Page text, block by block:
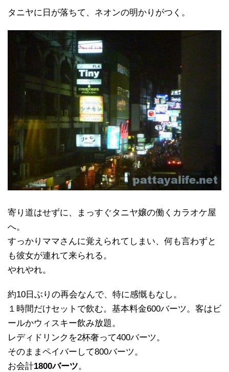
タニヤに日が落ちて、ネオンの明かりがつく。
寄り道はせずに、まっすぐタニヤ嬢の働くカラオケ屋
へ。
すっかりママさんに覚えられてしまい、何も言わずと
も彼女が連れて来られる。
やれやれ。
約10日ぶりの再会なんで、特に感慨もなし。
１時間だけセットで飲む。基本料金600バーツ。客はビ
ールかウィスキー飲み放題。
レディドリンクを2杯奢って400バーツ。
そのままペイバーして800バーツ。
お会計1800バーツ。